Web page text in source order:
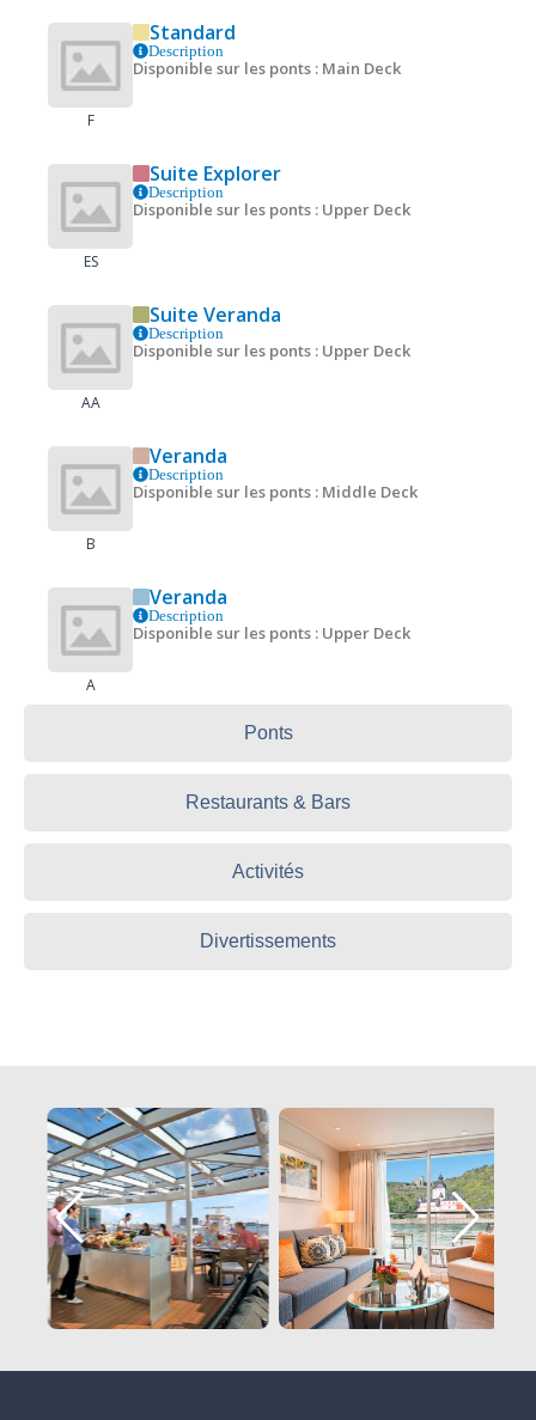
Ponts
Restaurants & Bars
Activités
Divertissements
F
Standard
Description
Disponible sur les ponts : Main Deck
ES
Suite Explorer
Description
Disponible sur les ponts : Upper Deck
AA
Suite Veranda
Description
Disponible sur les ponts : Upper Deck
B
Veranda
Description
Disponible sur les ponts : Middle Deck
A
Veranda
Description
Disponible sur les ponts : Upper Deck